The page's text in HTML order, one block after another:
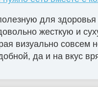
для здоровья
жесткую и
визуально совсем
да и на вкус